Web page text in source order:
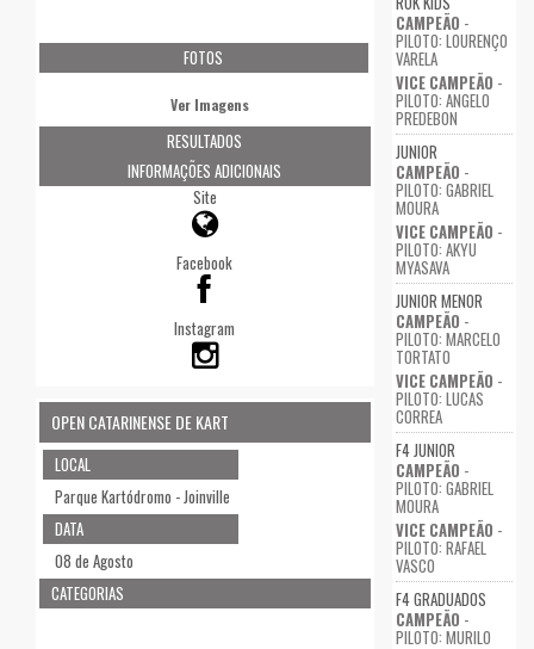
FOTOS
Ver Imagens
RESULTADOS
INFORMAÇÕES ADICIONAIS
Site
Facebook
Instagram
OPEN CATARINENSE DE KART
LOCAL
Parque Kartódromo - Joinville
DATA
08 de Agosto
CATEGORIAS
CAMPEÃO -
PILOTO: LOURENÇO
VARELA
VICE CAMPEÃO -
PILOTO: ANGELO
PREDEBON
JUNIOR
CAMPEÃO -
PILOTO: GABRIEL
MOURA
VICE CAMPEÃO -
PILOTO: AKYU
MYASAVA
JUNIOR MENOR
CAMPEÃO -
PILOTO: MARCELO
TORTATO
VICE CAMPEÃO -
PILOTO: LUCAS
CORREA
F4 JUNIOR
CAMPEÃO -
PILOTO: GABRIEL
MOURA
VICE CAMPEÃO -
PILOTO: RAFAEL
VASCO
F4 GRADUADOS
CAMPEÃO -
PILOTO: MURILO